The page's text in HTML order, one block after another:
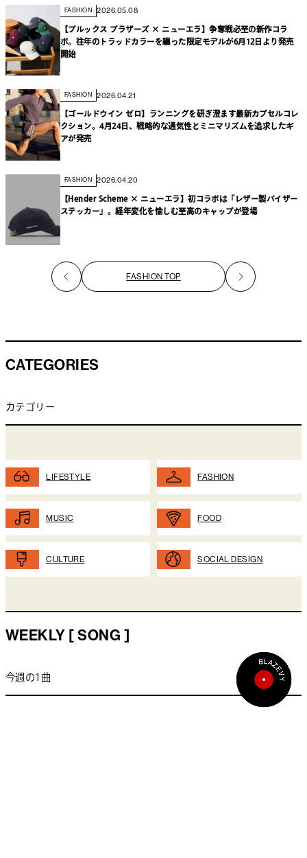
FASHION 2026.05.08
【ブルックス ブラザーズ × ニューエラ】争奪戦必至の新作コラ
ボ。往年のトラッドカラーを纏った限定モデルが6月12日より発売
開始
FASHION 2026.04.21
【ゴールドウイン ゼロ】ランニングを研ぎ澄ます最新カプセルコレ
クション。4月24日、戦略的な通気性とミニマリズムを追求したギ
アが発売
FASHION 2026.04.20
【Hender Scheme × ニューエラ】初コラボは「レザー製バイザー
ステッカー」。経年変化を愉しむ至高のキャップが登場
FASHION TOP
CATEGORIES
カテゴリー
LIFESTYLE FASHION
MUSIC FOOD
CULTURE SOCIAL DESIGN
WEEKLY [ SONG ]
今週の1曲